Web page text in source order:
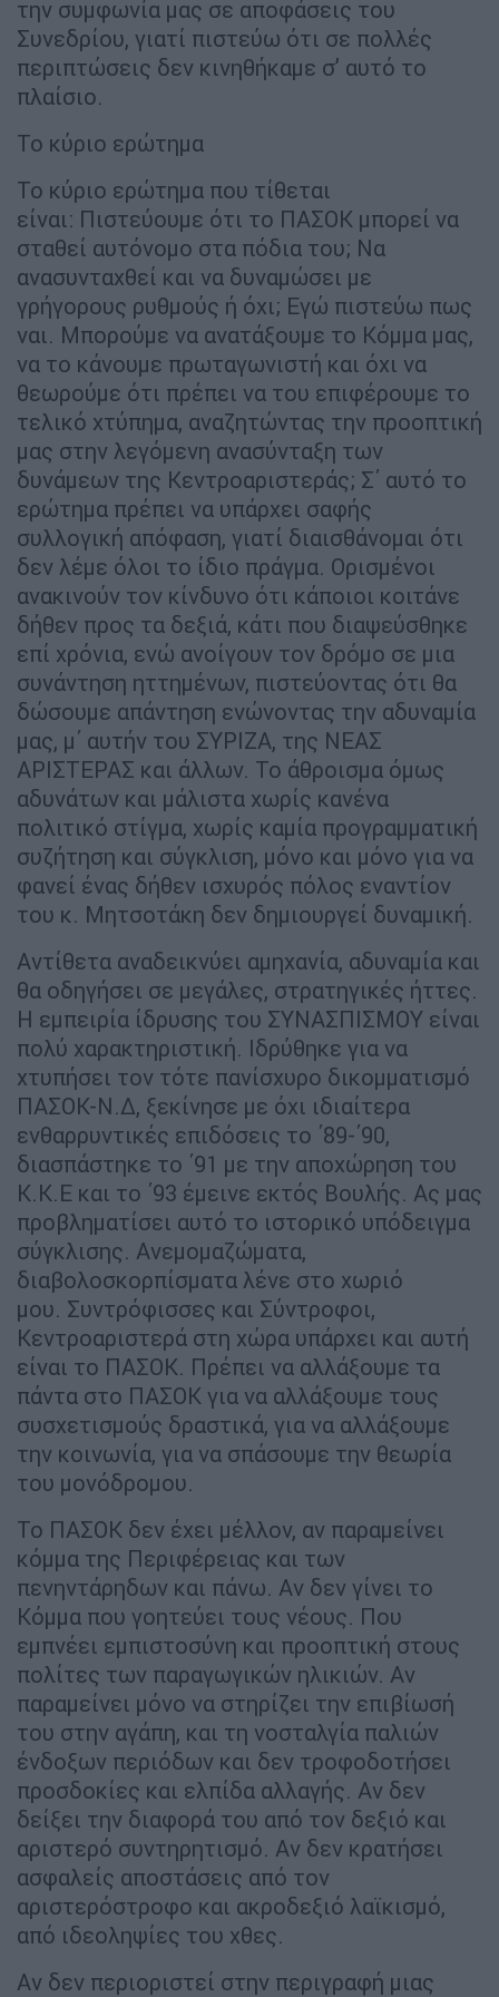
την συμφωνία μας σε αποφάσεις του
Συνεδρίου, γιατί πιστεύω ότι σε πολλές
περιπτώσεις δεν κινηθήκαμε σ’ αυτό το
πλαίσιο.
Το κύριο ερώτημα
Το κύριο ερώτημα που τίθεται
είναι: Πιστεύουμε ότι το ΠΑΣΟΚ μπορεί να
σταθεί αυτόνομο στα πόδια του; Να
ανασυνταχθεί και να δυναμώσει με
γρήγορους ρυθμούς ή όχι; Εγώ πιστεύω πως
ναι. Μπορούμε να ανατάξουμε το Κόμμα μας,
να το κάνουμε πρωταγωνιστή και όχι να
θεωρούμε ότι πρέπει να του επιφέρουμε το
τελικό χτύπημα, αναζητώντας την προοπτική
μας στην λεγόμενη ανασύνταξη των
δυνάμεων της Κεντροαριστεράς; Σ΄ αυτό το
ερώτημα πρέπει να υπάρχει σαφής
συλλογική απόφαση, γιατί διαισθάνομαι ότι
δεν λέμε όλοι το ίδιο πράγμα. Ορισμένοι
ανακινούν τον κίνδυνο ότι κάποιοι κοιτάνε
δήθεν προς τα δεξιά, κάτι που διαψεύσθηκε
επί χρόνια, ενώ ανοίγουν τον δρόμο σε μια
συνάντηση ηττημένων, πιστεύοντας ότι θα
δώσουμε απάντηση ενώνοντας την αδυναμία
μας, μ΄ αυτήν του ΣΥΡΙΖΑ, της ΝΕΑΣ
ΑΡΙΣΤΕΡΑΣ και άλλων. Το άθροισμα όμως
αδυνάτων και μάλιστα χωρίς κανένα
πολιτικό στίγμα, χωρίς καμία προγραμματική
συζήτηση και σύγκλιση, μόνο και μόνο για να
φανεί ένας δήθεν ισχυρός πόλος εναντίον
του κ. Μητσοτάκη δεν δημιουργεί δυναμική.
Αντίθετα αναδεικνύει αμηχανία, αδυναμία και
θα οδηγήσει σε μεγάλες, στρατηγικές ήττες.
Η εμπειρία ίδρυσης του ΣΥΝΑΣΠΙΣΜΟΥ είναι
πολύ χαρακτηριστική. Ιδρύθηκε για να
χτυπήσει τον τότε πανίσχυρο δικομματισμό
ΠΑΣΟΚ-Ν.Δ, ξεκίνησε με όχι ιδιαίτερα
ενθαρρυντικές επιδόσεις το ΄89-΄90,
διασπάστηκε το ΄91 με την αποχώρηση του
Κ.Κ.Ε και το ΄93 έμεινε εκτός Βουλής. Ας μας
προβληματίσει αυτό το ιστορικό υπόδειγμα
σύγκλισης. Ανεμομαζώματα,
διαβολοσκορπίσματα λένε στο χωριό
μου. Συντρόφισσες και Σύντροφοι,
Κεντροαριστερά στη χώρα υπάρχει και αυτή
είναι το ΠΑΣΟΚ. Πρέπει να αλλάξουμε τα
πάντα στο ΠΑΣΟΚ για να αλλάξουμε τους
συσχετισμούς δραστικά, για να αλλάξουμε
την κοινωνία, για να σπάσουμε την θεωρία
του μονόδρομου.
Το ΠΑΣΟΚ δεν έχει μέλλον, αν παραμείνει
κόμμα της Περιφέρειας και των
πενηντάρηδων και πάνω. Αν δεν γίνει το
Κόμμα που γοητεύει τους νέους. Που
εμπνέει εμπιστοσύνη και προοπτική στους
πολίτες των παραγωγικών ηλικιών. Αν
παραμείνει μόνο να στηρίζει την επιβίωσή
του στην αγάπη, και τη νοσταλγία παλιών
ένδοξων περιόδων και δεν τροφοδοτήσει
προσδοκίες και ελπίδα αλλαγής. Αν δεν
δείξει την διαφορά του από τον δεξιό και
αριστερό συντηρητισμό. Αν δεν κρατήσει
ασφαλείς αποστάσεις από τον
αριστερόστροφο και ακροδεξιό λαϊκισμό,
από ιδεοληψίες του χθες.
Αν δεν περιοριστεί στην περιγραφή μιας